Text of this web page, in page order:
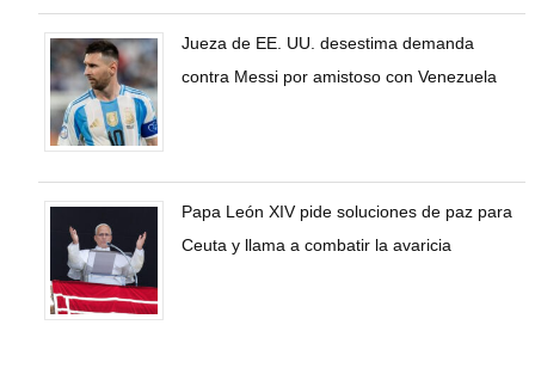
Jueza de EE. UU. desestima demanda
contra Messi por amistoso con Venezuela
Papa León XIV pide soluciones de paz para
Ceuta y llama a combatir la avaricia